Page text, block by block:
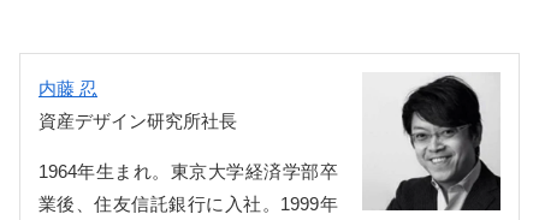
内藤 忍
資産デザイン研究所社長
1964年生まれ。東京大学経済学部卒
業後、住友信託銀行に入社。1999年